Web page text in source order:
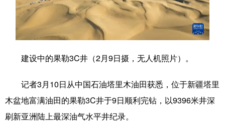
地方频道
北京 天津 河北 山西
辽宁 吉林 上海 江苏
浙江 安徽 福建 江西
山东 河南 湖北 湖南
建设中的果勒3C井（2月9日摄，无人机照片）。
记者3月10日从中国石油塔里木油田获悉，位于新疆塔里
木盆地富满油田的果勒3C井于9日顺利完钻，以9396米井深
刷新亚洲陆上最深油气水平井纪录。